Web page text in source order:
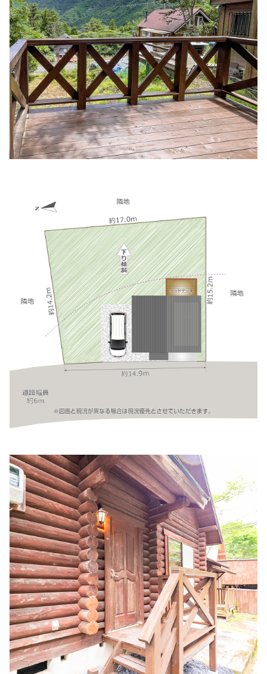
板垣歯科クリニック
住所:兵庫県姫路市余部区上余部２２８−４ マップで見る
AGAスキンクリニック姫路院
住所:兵庫県姫路市駅前町２３２ しらさぎ駅前ビル 5F
マッ
プで見る
村上歯科
住所:兵庫県姫路市南今宿５−６ マップで見る
東ひめじ腎泌尿器科クリニック
住所:兵庫県姫路市日出町３丁目３８−１ マップで見る